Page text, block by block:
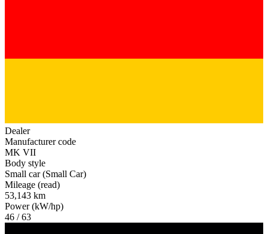
Dealer
Manufacturer code
MK VII
Body style
Small car (Small Car)
Mileage (read)
53,143 km
Power (kW/hp)
46 / 63